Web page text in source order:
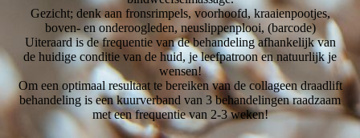
Gezicht; denk aan fronsrimpels, voorhoofd, kraaienpootjes,
boven- en onderoogleden, neuslippenplooi, (barcode)
Uiteraard is de frequentie van de behandeling afhankelijk van
de huidige conditie van de huid, je leefpatroon en natuurlijk je
wensen!
Om een ​​optimaal resultaat te bereiken van de collageen draadlift
behandeling is een kuurverband van 3 behandelingen raadzaam
met een frequentie van 2-3 weken!